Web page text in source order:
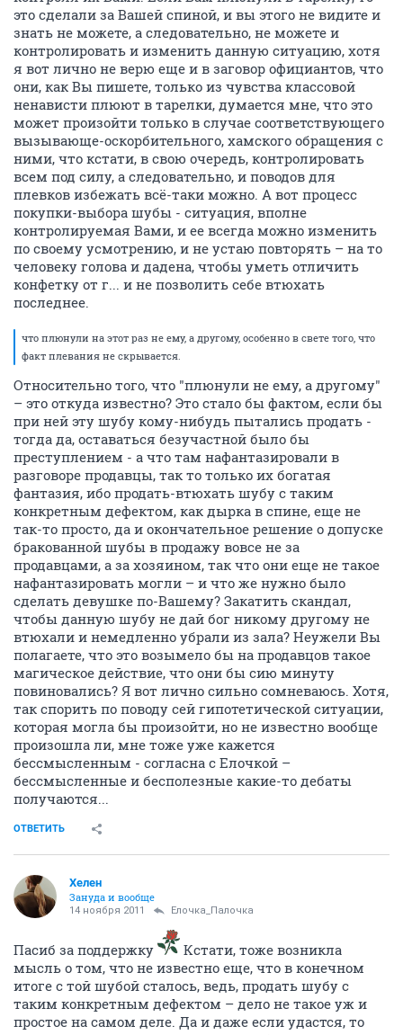
это сделали за Вашей спиной, и вы этого не видите и
знать не можете, а следовательно, не можете и
контролировать и изменить данную ситуацию, хотя
я вот лично не верю еще и в заговор официантов, что
они, как Вы пишете, только из чувства классовой
ненависти плюют в тарелки, думается мне, что это
может произойти только в случае соответствующего
вызывающе-оскорбительного, хамского обращения с
ними, что кстати, в свою очередь, контролировать
всем под силу, а следовательно, и поводов для
плевков избежать всё-таки можно. А вот процесс
покупки-выбора шубы - ситуация, вполне
контролируемая Вами, и ее всегда можно изменить
по своему усмотрению, и не устаю повторять – на то
человеку голова и дадена, чтобы уметь отличить
конфетку от г... и не позволить себе втюхать
последнее.
что плюнули на этот раз не ему, а другому, особенно в свете того, что
факт плевания не скрывается.
Относительно того, что "плюнули не ему, а другому"
– это откуда известно? Это стало бы фактом, если бы
при ней эту шубу кому-нибудь пытались продать -
тогда да, оставаться безучастной было бы
преступлением - а что там нафантазировали в
разговоре продавцы, так то только их богатая
фантазия, ибо продать-втюхать шубу с таким
конкретным дефектом, как дырка в спине, еще не
так-то просто, да и окончательное решение о допуске
бракованной шубы в продажу вовсе не за
продавцами, а за хозяином, так что они еще не такое
нафантазировать могли – и что же нужно было
сделать девушке по-Вашему? Закатить скандал,
чтобы данную шубу не дай бог никому другому не
втюхали и немедленно убрали из зала? Неужели Вы
полагаете, что это возымело бы на продавцов такое
магическое действие, что они бы сию минуту
повиновались? Я вот лично сильно сомневаюсь. Хотя,
так спорить по поводу сей гипотетической ситуации,
которая могла бы произойти, но не известно вообще
произошла ли, мне тоже уже кажется
бессмысленным - согласна с Елочкой –
бессмысленные и бесполезные какие-то дебаты
получаются...
ОТВЕТИТЬ
Хелен
Зануда и вообще
14 ноября 2011 Ёлочка_Палочка
Пасиб за поддержку
Кстати, тоже возникла
мысль о том, что не известно еще, что в конечном
итоге с той шубой сталось, ведь, продать шубу с
таким конкретным дефектом – дело не такое уж и
простое на самом деле. Да и даже если удастся, то